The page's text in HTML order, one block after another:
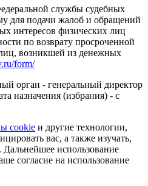
службы судебных
для подачи жалоб и обращений
интересов физических лиц
по возврату просроченной
возникшей из денежных
form/
орган - генеральный директор
назначения (избрания) - с
cookie и другие технологии,
вас, а также изучать,
Дальнейшее использование
согласие на использование